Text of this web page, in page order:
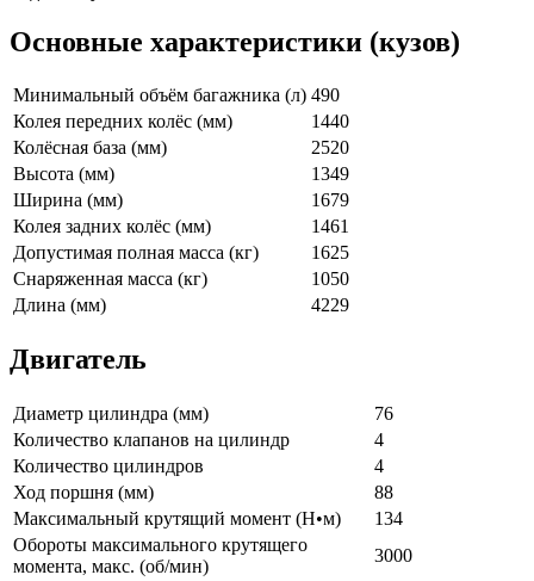
Основные характеристики (кузов)
Минимальный объём багажника (л) 490
Колея передних колёс (мм)
1440
Колёсная база (мм)
2520
Высота (мм)
1349
Ширина (мм)
1679
Колея задних колёс (мм)
1461
Допустимая полная масса (кг)
1625
Снаряженная масса (кг)
1050
Длина (мм)
4229
Двигатель
Диаметр цилиндра (мм)
76
Количество клапанов на цилиндр
4
Количество цилиндров
4
Ход поршня (мм)
88
Максимальный крутящий момент (Н•м)
134
Обороты максимального крутящего
момента, макс. (об/мин)
3000